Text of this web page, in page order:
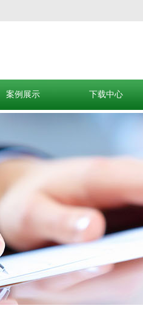
案例展示 下载中心